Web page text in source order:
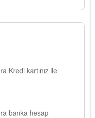
Kredi kartınız ile
banka hesap